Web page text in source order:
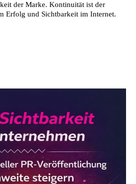
der Marke. Kontinuität ist der
Erfolg und Sichtbarkeit im Internet.